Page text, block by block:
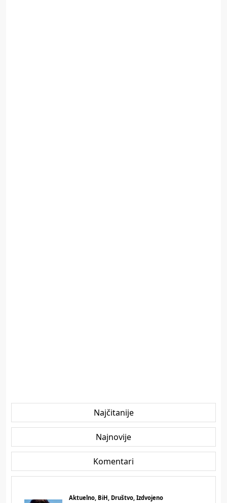
Najčitanije
Najnovije
Komentari